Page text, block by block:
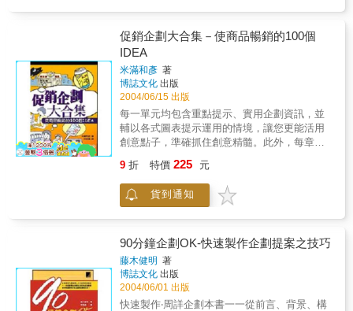
力（1）具備「行銷策略」能力marketing
strategy（2）具備「行銷架構化」能力
marketing framework guidelirt（3）具備「行銷
報告撰寫」能力marketing report writing（4）
具備「洞察行銷商機」能力market
opporturity（5）具備歸納行銷「關鍵成功因
素」能力marketing K.S.F.（6）具備「行銷作
法」能力marketing how to do卓越頂尖「行銷
企劃主管」四、借鏡個案公司∕案例公司，充實
自己 克蘭詩、薇姿、味全、LG、舒潔、青
港旅遊員、歐米茄、LV、白蘭氏、花王、
P&G、ZARA、Walgreens、COACH、小林製
藥、資生堂、ESTEI日用品、麥當勞、Family
樂、NAUTICA、新光三越、維他露、捷安
特……等。1．擴大視野2．豐富知識3．延伸常
識4．增強判斷5．避免犯錯6．提高前瞻7．問
題解決8．做對的事9．舉一反三10．融會貫通
促銷企劃大合集－使商品暢銷的100個
IDEA
米滿和彥 著
博誌文化 出版
2004/06/15 出版
每一單元均包含重點提示、實用企劃資訊，並
輔以各式圖表提示運用的情境，讓您更能活用
創意點子，準確抓住創意精髓。此外，每章最
在您輕鬆閱覽之際，促銷創意新點子將源源不
絕進入您的腦中........
9 折 特價 225 元
貨到通知
90分鐘企劃OK-快速製作企劃提案之技巧
藤木健明 著
博誌文化 出版
2004/06/01 出版
快速製作‧周詳企劃本書一一從前言、背景、構